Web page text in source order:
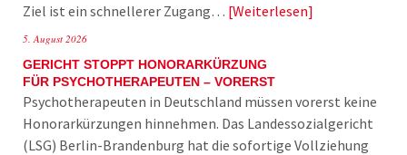
Ziel ist ein schnellerer Zugang… Weiterlesen
5. August 2026
GERICHT STOPPT HONORARKÜRZUNG
FÜR PSYCHOTHERAPEUTEN – VORERST
Psychotherapeuten in Deutschland müssen vorerst keine
Honorarkürzungen hinnehmen. Das Landessozialgericht
(LSG) Berlin-Brandenburg hat die sofortige Vollziehung